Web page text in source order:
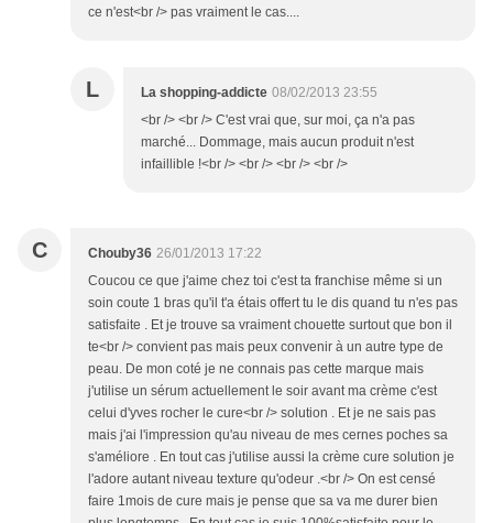
ce n'est<br /> pas vraiment le cas....
L La shopping-addicte 08/02/2013 23:55
<br /> <br /> C'est vrai que, sur moi, ça n'a pas
marché... Dommage, mais aucun produit n'est
infaillible !<br /> <br /> <br /> <br />
C Chouby36 26/01/2013 17:22
Coucou ce que j'aime chez toi c'est ta franchise même si un
soin coute 1 bras qu'il t'a étais offert tu le dis quand tu n'es pas
satisfaite . Et je trouve sa vraiment chouette surtout que bon il
te<br /> convient pas mais peux convenir à un autre type de
peau. De mon coté je ne connais pas cette marque mais
j'utilise un sérum actuellement le soir avant ma crème c'est
celui d'yves rocher le cure<br /> solution . Et je ne sais pas
mais j'ai l'impression qu'au niveau de mes cernes poches sa
s'améliore . En tout cas j'utilise aussi la crème cure solution je
l'adore autant niveau texture qu'odeur .<br /> On est censé
faire 1mois de cure mais je pense que sa va me durer bien